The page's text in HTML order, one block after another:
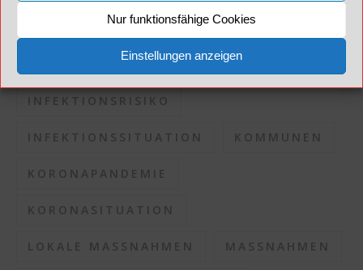
Nur funktionsfähige Cookies
Einstellungen anzeigen
INFEKTIONSDRUCK
INFEKTIONSKONTROLLE
INFEKTIONSRISIKO
INFEKTIONSSITUATION KOMMUNEN
KORONAPANDEMIE
KORONASITUATION
LOKALE MASSNAHMEN MASSNAHMEN